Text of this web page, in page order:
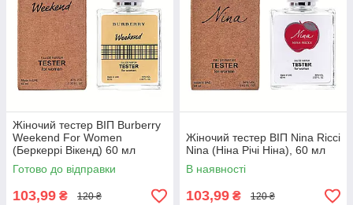
Жіночий тестер ВІП Burberry
Weekend For Women
(Беркеррі Вікенд) 60 мл
Готово до відправки
103,99 ₴ 120 ₴
Жіночий тестер ВІП Nina Ricci
Nina (Ніна Річі Ніна), 60 мл
В наявності
103,99 ₴ 120 ₴